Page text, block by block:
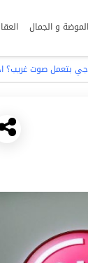
الموضة و الجمال
صوت غريب؟ احجز فحص